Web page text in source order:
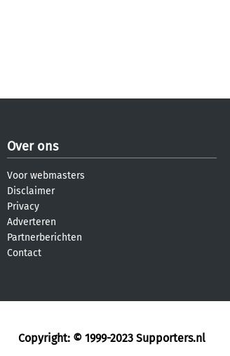
Over ons
Voor webmasters
Disclaimer
Privacy
Adverteren
Partnerberichten
Contact
Copyright: © 1999-2023 Supporters.nl